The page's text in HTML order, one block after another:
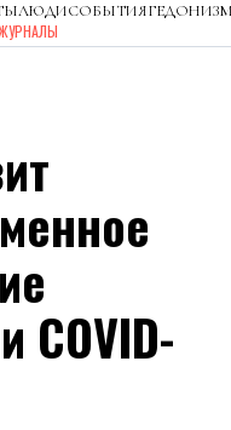
ЛЮДИСОБЫТИЯГЕДОНИЗМ
COVID-